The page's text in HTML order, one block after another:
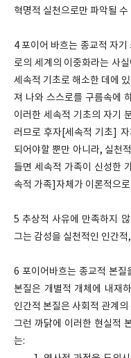
혁명적 실천으로만 파악될
4포이어 바흐는 종교적 자기
로의 세계의 이중화라는 사
세속적 기초로 해소한 데에
져 나와 스스로를 구름속에
이러한 세속적 기초의 자기
러므로 후자[세속적 기초]
되어야할 뿐만 아니라, 실천
들면 세속적 가족이 신성한
속적 가족]자체가 이론적으
5추상적 사유에 만족하지
그는 감성을 실천적인 인간
6포이어바흐는 종교적 본질
본질은 개별적 개체에 내재
인간적 본질은 사회적 관계의
그런 까닭에 이러한 현실적
는: